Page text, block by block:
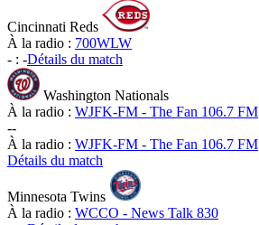
Cincinnati Reds
À la radio : 700WLW
- : -Détails du match
Washington Nationals
À la radio : WJFK-FM - The Fan 106.7 FM
--
À la radio : WJFK-FM - The Fan 106.7 FM
Détails du match
Minnesota Twins
À la radio : WCCO - News Talk 830